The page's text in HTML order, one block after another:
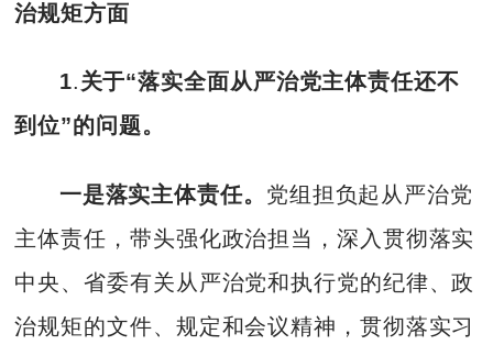
治规矩方面
1.关于“落实全面从严治党主体责任还不
到位”的问题。
一是落实主体责任。 党组担负起从严治党
主体责任，带头强化政治担当，深入贯彻落实
中央、省委有关从严治党和执行党的纪律、政
治规矩的文件、规定和会议精神，贯彻落实习